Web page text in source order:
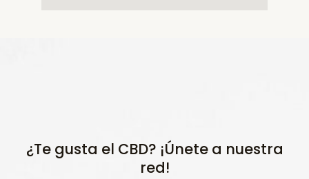
¿Te gusta el CBD? ¡Únete a nuestra
red!